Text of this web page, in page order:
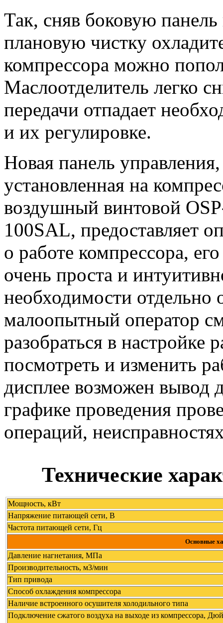
Так, сняв боковую
плановую чистку
компрессора можно
Маслоотделитель легко
передачи отпадает
и их регулировке.
Новая панель управления,
установленная на
воздушный винтовой
100SAL, предоставляет
о работе компрессора,
очень проста и
необходимости отдельно
малоопытный оператор
разобраться в настройке
посмотреть и изменить
дисплее возможен вывод
графике проведения
операций,
Технические
Мощность, кВт
Напряжение питающей сети, В
Частота питающей сети, Гц
Основные
Давление нагнетания, МПа
Производительность, м3/мин
Тип привода
Способ охлаждения компрессора
Наличие встроенного осушителя холодильного типа
Подключение сжатого воздуха на выходе из компрессора,